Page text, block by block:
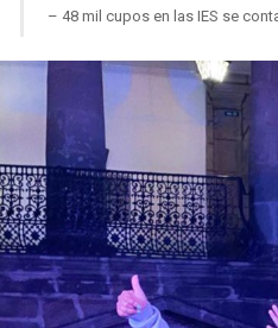
– 48 mil cupos en las IES se